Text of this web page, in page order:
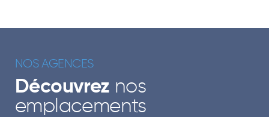
NOS AGENCES
Découvrez nos
emplacements